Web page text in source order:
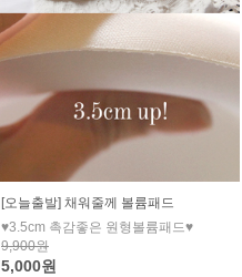
[오늘출발] 채워줄께 볼륨패드
♥3.5cm 촉감좋은 원형볼륨패드♥
9,900원
5,000원